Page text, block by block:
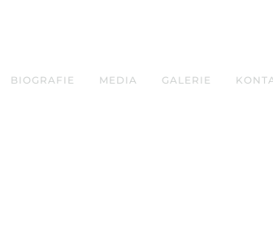
BIOGRAFIE MEDIA GALERIE